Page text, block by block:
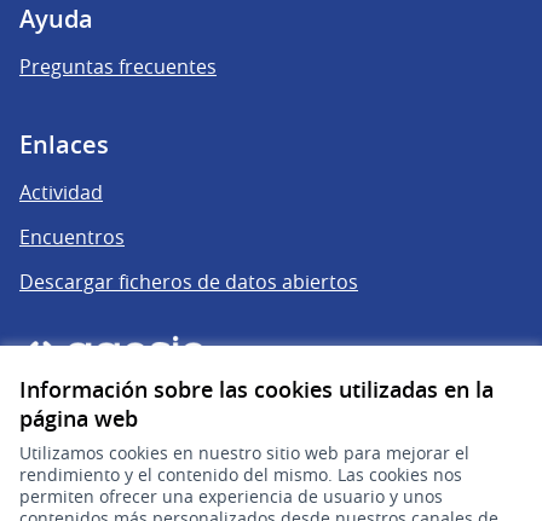
Información sobre las cookies utilizadas en la
página web
Utilizamos cookies en nuestro sitio web para mejorar el
rendimiento y el contenido del mismo. Las cookies nos
permiten ofrecer una experiencia de usuario y unos
Ayuda
Preguntas frecuentes
Enlaces
Actividad
Encuentros
Descargar ficheros de datos abiertos
gub.uy